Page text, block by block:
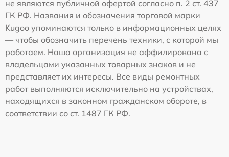
не являются публичной офертой согласно п. 2 ст. 437
ГК РФ. Названия и обозначения торговой марки
Kugoo упоминаются только в информационных целях
— чтобы обозначить перечень техники, с которой мы
работаем. Наша организация не аффилирована с
владельцами указанных товарных знаков и не
представляет их интересы. Все виды ремонтных
работ выполняются исключительно на устройствах,
находящихся в законном гражданском обороте, в
соответствии со ст. 1487 ГК РФ.